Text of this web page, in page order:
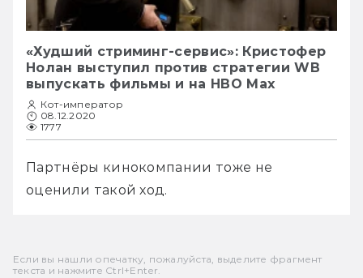
«Худший стриминг-сервис»: Кристофер
Нолан выступил против стратегии WB
выпускать фильмы и на HBO Max
Кот-император
08.12.2020
1777
Партнёры кинокомпании тоже не
оценили такой ход.
Если вы нашли опечатку, пожалуйста, выделите фрагмент
текста и нажмите Ctrl+Enter.